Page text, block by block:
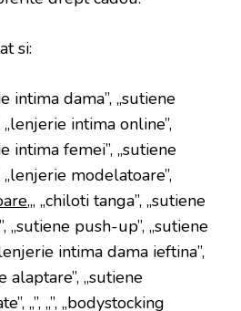
si:
intima dama”, „sutiene
„lenjerie intima online”,
intima femei”, „sutiene
„lenjerie modelatoare”,
„, „chiloti tanga”, „sutiene
„sutiene push-up”, „sutiene
intima dama ieftina”,
alaptare”, „sutiene
„”, „”, „bodystocking